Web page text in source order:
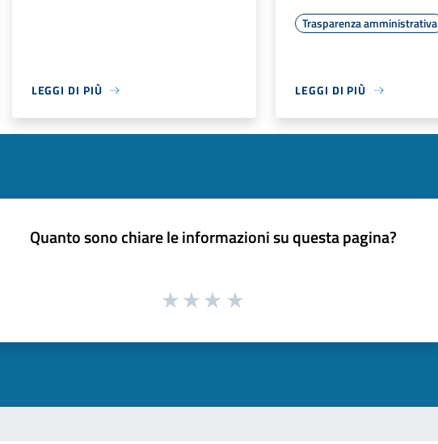
LEGGI DI PIÙ
Trasparenza amministrativa
LEGGI DI PIÙ
Quanto sono chiare le informazioni su questa pagina?